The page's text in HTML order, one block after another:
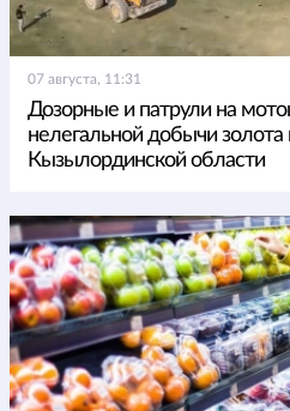
07 августа, 11:31
Дозорные и патрули на
нелегальной добычи золота
Кызылординской области